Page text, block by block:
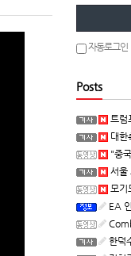
자동로그인
Posts
트럼프, '
대한
"중
서울
모기
EA 인
한덕수·